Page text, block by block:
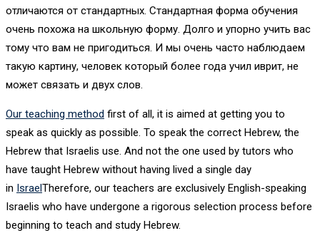
отличаются от стандартных. Стандартная форма обучения
очень похожа на школьную форму. Долго и упорно учить вас
тому что вам не пригодиться. И мы очень часто наблюдаем
такую картину, человек который более года учил иврит, не
может связать и двух слов.
Our teaching method first of all, it is aimed at getting you to
speak as quickly as possible. To speak the correct Hebrew, the
Hebrew that Israelis use. And not the one used by tutors who
have taught Hebrew without having lived a single day
in IsraelTherefore, our teachers are exclusively English-speaking
Israelis who have undergone a rigorous selection process before
beginning to teach and study Hebrew.